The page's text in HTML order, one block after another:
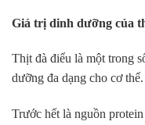
Giá trị dinh dưỡng của
Thịt đà điểu là một trong
dưỡng đa dạng cho cơ thể.
Trước hết là nguồn